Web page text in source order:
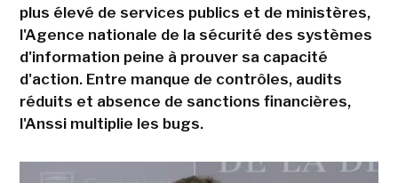
plus élevé de services publics et de ministères,
l'Agence nationale de la sécurité des systèmes
d'information peine à prouver sa capacité
d'action. Entre manque de contrôles, audits
réduits et absence de sanctions financières,
l'Anssi multiplie les bugs.